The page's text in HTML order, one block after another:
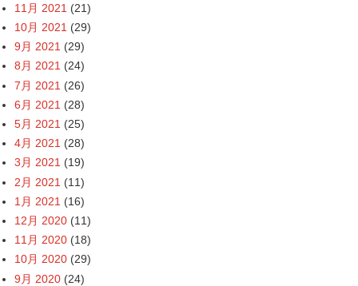
11月 2021 (21)
10月 2021 (29)
9月 2021 (29)
8月 2021 (24)
7月 2021 (26)
6月 2021 (28)
5月 2021 (25)
4月 2021 (28)
3月 2021 (19)
2月 2021 (11)
1月 2021 (16)
12月 2020 (11)
11月 2020 (18)
10月 2020 (29)
9月 2020 (24)